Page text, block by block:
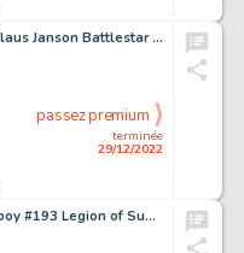
Walt Simonson and Klaus Janson Battlestar Galactica #5 Story Page 12 Original Art (Marvel, 1979)....
terminée
29/12/2022
passez premium
Dave Cockrum Superboy #193 Legion of Super-Heroes Story Page 9 Original Art (DC, 1973)....